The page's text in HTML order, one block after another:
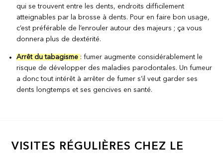
qui se trouvent entre les dents, endroits difficilement
atteignables par la brosse à dents. Pour en faire bon usage,
c’est préférable de l’enrouler autour des majeurs ; ça vous
donnera plus de dextérité.
Arrêt du tabagisme : fumer augmente considérablement le
risque de développer des maladies parodontales. Un fumeur
a donc tout intérêt à arrêter de fumer s’il veut garder ses
dents longtemps et ses gencives en santé.
VISITES RÉGULIÈRES CHEZ LE